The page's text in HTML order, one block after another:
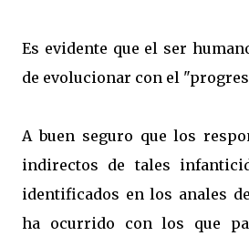
Es evidente que el ser
de evolucionar con el
A buen seguro que los
indirectos de tales
identificados en los anales
ha ocurrido con los que